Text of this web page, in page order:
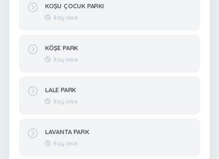
KOŞU ÇOCUK PARKI
8 ay önce
KÖŞE PARK
8 ay önce
LALE PARK
8 ay önce
LAVANTA PARK
8 ay önce